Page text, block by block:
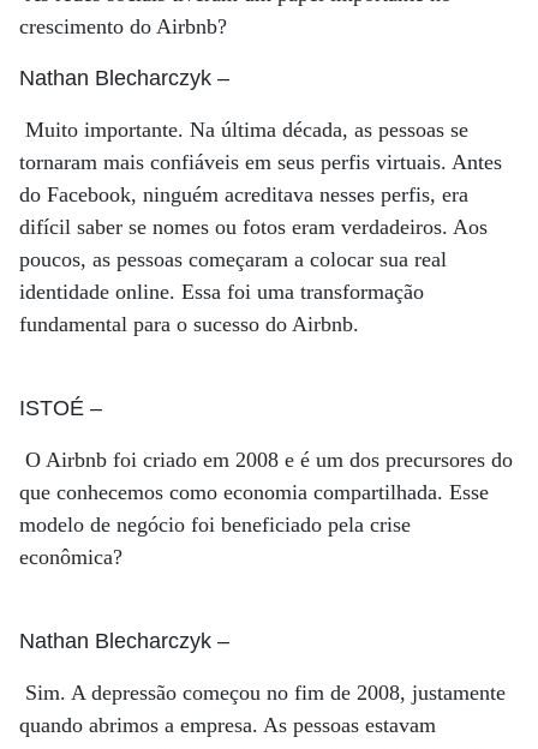
crescimento do Airbnb?
Nathan Blecharczyk –
Muito importante. Na última década, as pessoas se
tornaram mais confiáveis em seus perfis virtuais. Antes
do Facebook, ninguém acreditava nesses perfis, era
difícil saber se nomes ou fotos eram verdadeiros. Aos
poucos, as pessoas começaram a colocar sua real
identidade online. Essa foi uma transformação
fundamental para o sucesso do Airbnb.
ISTOÉ –
O Airbnb foi criado em 2008 e é um dos precursores do
que conhecemos como economia compartilhada. Esse
modelo de negócio foi beneficiado pela crise
econômica?
Nathan Blecharczyk –
Sim. A depressão começou no fim de 2008, justamente
quando abrimos a empresa. As pessoas estavam